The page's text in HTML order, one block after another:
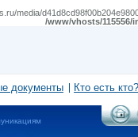
media/
/www/vhosts/
документы Кто есть кто?